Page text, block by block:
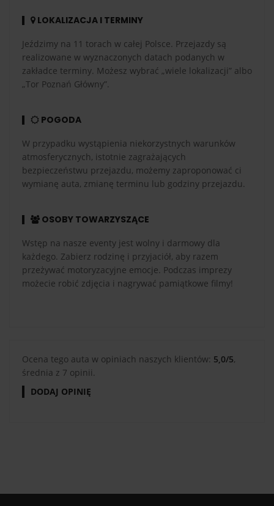
LOKALIZACJA I TERMINY
Jeździmy na 11 torach w całej Polsce. Przejazdy są
realizowane w wyznaczonych datach podanych w
zakładce terminy. Możesz wybrać „wiele lokalizacji” albo
„Tor Poznań Główny”.
POGODA
W przypadku wystąpienia niekorzystnych warunków
atmosferycznych, istotnie zagrażających
bezpieczeństwu przejazdu, możemy zaproponować ci
wymianę auta, zmianę terminu lub godziny przejazdu.
OSOBY TOWARZYSZĄCE
Wstęp na nasze eventy jest wolny i darmowy dla
każdego. Zabierz rodzinę i przyjaciół, aby razem
przeżywać motoryzacyjne emocje. Podczas imprezy
możecie robić zdjęcia i nagrywać pamiątkowe filmy!
Ocena tego auta w opiniach naszych klientów: 5,0/5,
średnia z 7 opinii.
DODAJ OPINIĘ